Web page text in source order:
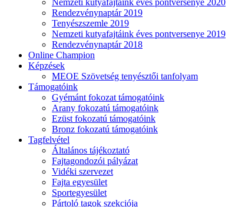
Nemzeti kutyafajtáink éves pontversenye 2020
Rendezvénynaptár 2019
Tenyészszemle 2019
Nemzeti kutyafajtáink éves pontversenye 2019
Rendezvénynaptár 2018
Online Champion
Képzések
MEOE Szövetség tenyésztői tanfolyam
Támogatóink
Gyémánt fokozat támogatóink
Arany fokozatú támogatóink
Ezüst fokozatú támogatóink
Bronz fokozatú támogatóink
Tagfelvétel
Általános tájékoztató
Fajtagondozói pályázat
Vidéki szervezet
Fajta egyesület
Sportegyesület
Pártoló tagok szekciója